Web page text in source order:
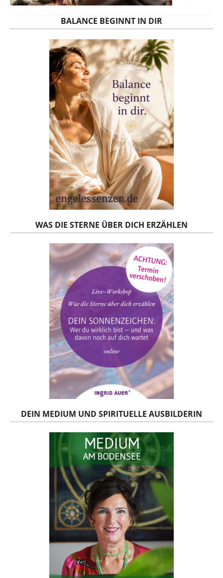
BALANCE BEGINNT IN DIR
WAS DIE STERNE ÜBER DICH ERZÄHLEN
DEIN MEDIUM UND SPIRITUELLE AUSBILDERIN